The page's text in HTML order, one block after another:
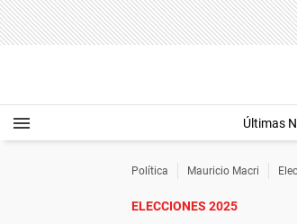
Últimas
Política Mauricio Macri
ELECCIONES 2025